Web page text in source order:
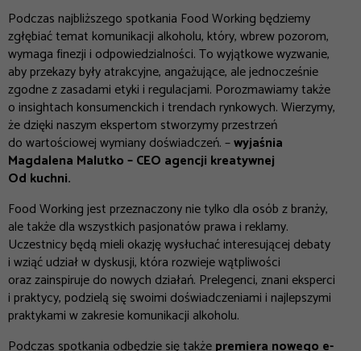
Podczas najbliższego spotkania Food Working będziemy
zgłębiać temat komunikacji alkoholu, który, wbrew pozorom,
wymaga finezji i odpowiedzialności. To wyjątkowe wyzwanie,
aby przekazy były atrakcyjne, angażujące, ale jednocześnie
zgodne z zasadami etyki i regulacjami. Porozmawiamy także
o insightach konsumenckich i trendach rynkowych. Wierzymy,
że dzięki naszym ekspertom stworzymy przestrzeń
do wartościowej wymiany doświadczeń.–wyjaśnia
Magdalena Malutko – CEO agencji kreatywnej
Od kuchni.
Food Working jest przeznaczony nie tylko dla osób z branży,
ale także dla wszystkich pasjonatów prawa i reklamy.
Uczestnicy będą mieli okazję wysłuchać interesującej debaty
i wziąć udział w dyskusji, która rozwieje wątpliwości
oraz zainspiruje do nowych działań. Prelegenci, znani eksperci
i praktycy, podzielą się swoimi doświadczeniami i najlepszymi
praktykami w zakresie komunikacji alkoholu.
Podczas spotkania odbędzie się takżepremiera nowego e-